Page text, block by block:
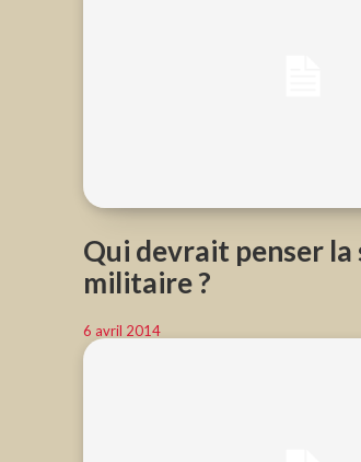
Qui devrait penser
militaire ?
6 avril 2014